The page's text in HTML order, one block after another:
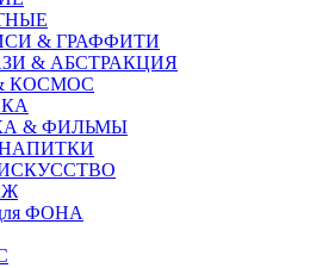
& ГРАФФИТИ
& АБСТРАКЦИЯ
КОСМОС
& ФИЛЬМЫ
ИСКУССТВО
ФОНА